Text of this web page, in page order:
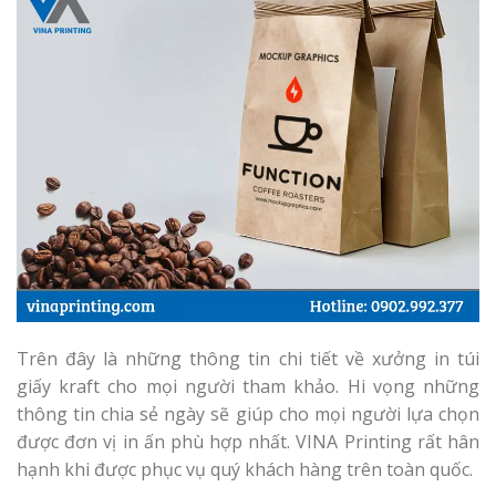
Trên đây là những thông tin chi tiết về xưởng in túi
giấy kraft cho mọi người tham khảo. Hi vọng những
thông tin chia sẻ ngày sẽ giúp cho mọi người lựa chọn
được đơn vị in ấn phù hợp nhất. VINA Printing rất hân
hạnh khi được phục vụ quý khách hàng trên toàn quốc.